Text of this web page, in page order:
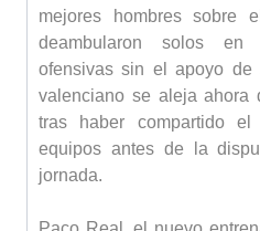
mejores hombres sobre
deambularon solos en
ofensivas sin el apoyo de
valenciano se aleja ahora
tras haber compartido
equipos antes de la
jornada.